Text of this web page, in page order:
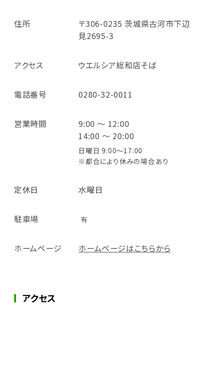
住所
〒306-0235 茨城県古河市下辺
見2695-3
アクセス ウエルシア総和店そば
電話番号 0280-32-0011
営業時間
9:00 ～ 12:00
14:00 ～ 20:00
日曜日 9:00～17:00
※都合により休みの場合あ​り
定休日 水曜日
駐車場 有
ホームページ ホームページはこちらから
アクセス